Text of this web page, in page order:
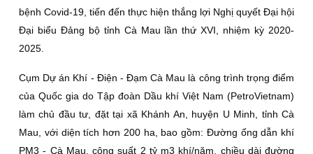
bệnh Covid-19, tiến đến thực hiện thắng lợi Nghị quyết Đại hội
Đại biểu Đảng bộ tỉnh Cà Mau lần thứ XVI, nhiệm kỳ 2020-
2025.
Cụm Dự án Khí - Điện - Đạm Cà Mau là công trình trọng điểm
của Quốc gia do Tập đoàn Dầu khí Việt Nam (PetroVietnam)
làm chủ đầu tư, đặt tại xã Khánh An, huyện U Minh, tỉnh Cà
Mau, với diện tích hơn 200 ha, bao gồm: Đường ống dẫn khí
PM3 - Cà Mau, công suất 2 tỷ m3 khí/năm, chiều dài đường